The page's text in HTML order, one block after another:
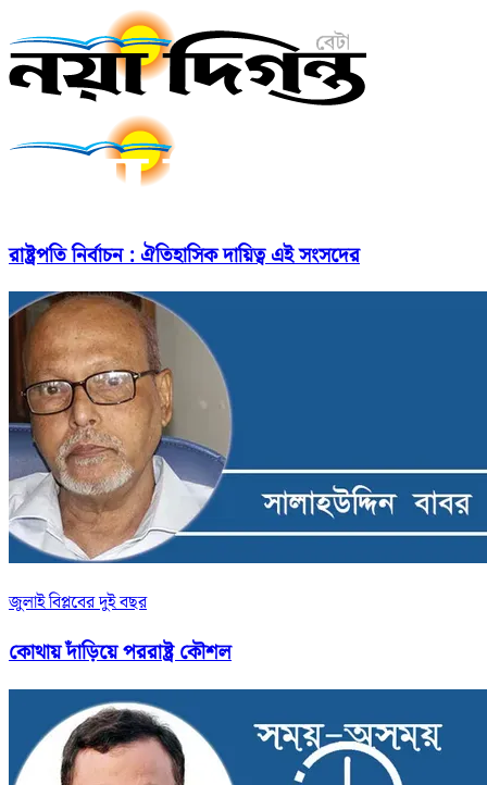
রাষ্ট্রপতি নির্বাচন : ঐতিহাসিক দায়িত্ব এই সংসদের
জুলাই বিপ্লবের দুই বছর
কোথায় দাঁড়িয়ে পররাষ্ট্র কৌশল